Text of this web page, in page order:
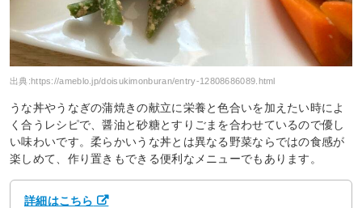
出典:https://ameblo.jp/doisukimonburan/entry-12808686089.html
うな丼やうなぎの蒲焼きの献立に栄養と色合いを加えたい時によ
く合うレシピで、醤油と砂糖とすりごまを合わせているので優し
い味わいです。柔らかいうな丼とは異なる野菜ならではの食感が
楽しめて、作り置きもできる便利なメニューでもあります。
詳細はこちら